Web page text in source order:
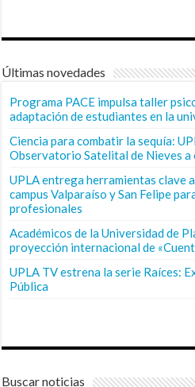
Últimas novedades
Programa PACE impulsa taller
adaptación de estudiantes en la
Ciencia para combatir la sequía:
Observatorio Satelital de Nieves a
UPLA entrega herramientas clave
campus Valparaíso y San Felipe
profesionales
Académicos de la Universidad de
proyección internacional de
UPLA TV estrena la serie Raíces:
Pública
Buscar noticias